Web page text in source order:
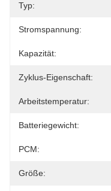
Typ:
Stromspannung:
Kapazität:
Zyklus-Eigenschaft:
Arbeitstemperatur:
Batteriegewicht:
PCM:
Größe: